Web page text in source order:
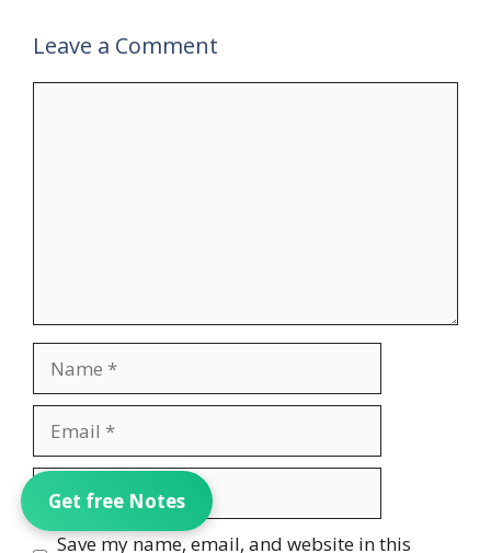
Get free Notes
Leave a Comment
Website
Save my name, email, and website in this